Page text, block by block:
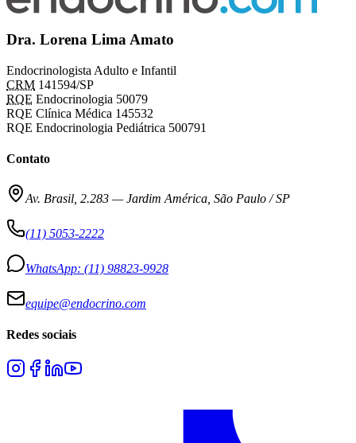
Dra. Lorena Lima Amato
Endocrinologista Adulto e Infantil
CRM 141594/SP
RQE Endocrinologia 50079
RQE Clínica Médica 145532
RQE Endocrinologia Pediátrica 500791
Contato
Av. Brasil, 2.283 —Jardim América, São Paulo / SP
(11) 5053-2222
WhatsApp: (11) 98823-9928
equipe@endocrino.com
Redes sociais